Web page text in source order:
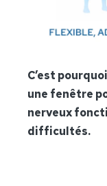
C’est
une fenêtre
nerveux
difficultés.